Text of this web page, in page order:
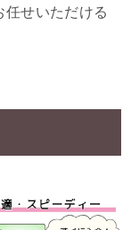
任せいただける